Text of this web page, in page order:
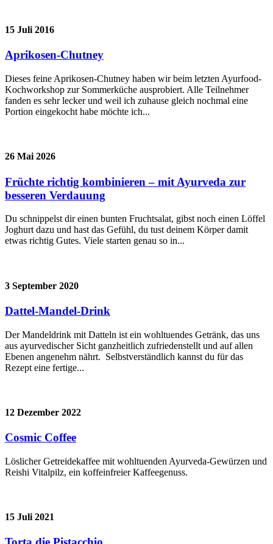
15 Juli 2016
Aprikosen-Chutney
Dieses feine Aprikosen-Chutney haben wir beim letzten Ayurfood-
Kochworkshop zur Sommerküche ausprobiert. Alle Teilnehmer
fanden es sehr lecker und weil ich zuhause gleich nochmal eine
Portion eingekocht habe möchte ich...
26 Mai 2026
Früchte richtig kombinieren – mit Ayurveda zur
besseren Verdauung
Du schnippelst dir einen bunten Fruchtsalat, gibst noch einen Löffel
Joghurt dazu und hast das Gefühl, du tust deinem Körper damit
etwas richtig Gutes. Viele starten genau so in...
3 September 2020
Dattel-Mandel-Drink
Der Mandeldrink mit Datteln ist ein wohltuendes Getränk, das uns
aus ayurvedischer Sicht ganzheitlich zufriedenstellt und auf allen
Ebenen angenehm nährt. Selbstverständlich kannst du für das
Rezept eine fertige...
12 Dezember 2022
Cosmic Coffee
Löslicher Getreidekaffee mit wohltuenden Ayurveda-Gewürzen und
Reishi Vitalpilz, ein koffeinfreier Kaffeegenuss.
15 Juli 2021